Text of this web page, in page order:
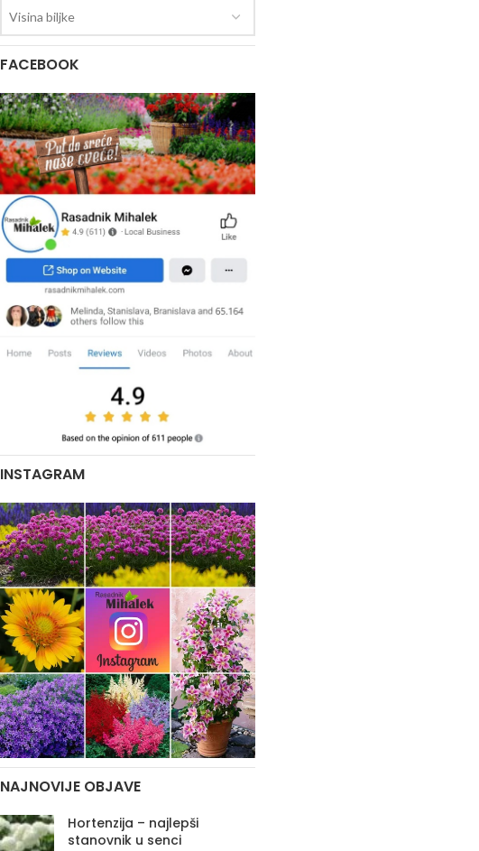
Visina biljke
FACEBOOK
INSTAGRAM
NAJNOVIJE OBJAVE
Hortenzija – najlepši
stanovnik u senci